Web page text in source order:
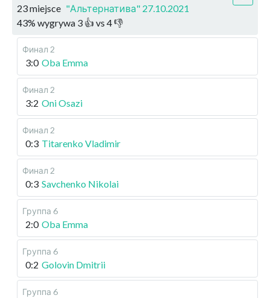
23 miejsce "Альтернатива" 27.10.2021
43% wygrywa 3 👍 vs 4👎
Финал 2
3:0 Oba Emma
Финал 2
3:2 Oni Osazi
Финал 2
0:3 Titarenko Vladimir
Финал 2
0:3 Savchenko Nikolai
Группа 6
2:0 Oba Emma
Группа 6
0:2 Golovin Dmitrii
Группа 6